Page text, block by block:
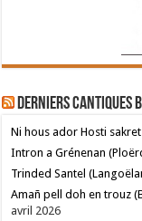
Derniers cantiques
Ni hous ador Hosti sakret
Intron a Grénenan
Trinded Santel
Amañ pell doh en trouz
avril 2026